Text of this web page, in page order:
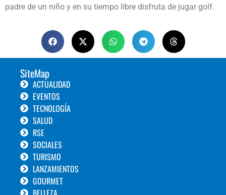
padre de un niño y en su tiempo libre disfruta de jugar golf.
SiteMap
ACTUALIDAD
EVENTOS
TECNOLOGÍA
SALUD
RSE
SOCIALES
TURISMO
LANZAMIENTOS
GOURMET